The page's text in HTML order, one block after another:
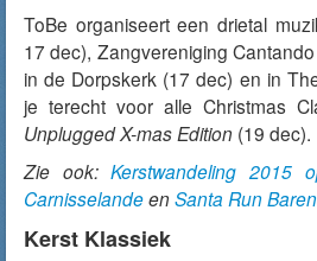
ToBe organiseert een drietal
17 dec), Zangvereniging
in de Dorpskerk (17 dec) en in
je terecht voor alle Christmas
Unplugged X-mas Edition (19 dec).
Zie ook:Kerstwandeling 2015
Carnisselandeen Santa Run
Kerst Klassiek